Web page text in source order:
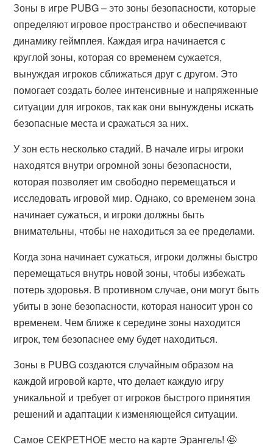
Зоны в игре PUBG – это зоны безопасности, которые
определяют игровое пространство и обеспечивают
динамику геймплея. Каждая игра начинается с
круглой зоны, которая со временем сужается,
вынуждая игроков сближаться друг с другом. Это
помогает создать более интенсивные и напряженные
ситуации для игроков, так как они вынуждены искать
безопасные места и сражаться за них.
У зон есть несколько стадий. В начале игры игроки
находятся внутри огромной зоны безопасности,
которая позволяет им свободно перемещаться и
исследовать игровой мир. Однако, со временем зона
начинает сужаться, и игроки должны быть
внимательны, чтобы не находиться за ее пределами.
Когда зона начинает сужаться, игроки должны быстро
перемещаться внутрь новой зоны, чтобы избежать
потерь здоровья. В противном случае, они могут быть
убиты в зоне безопасности, которая наносит урон со
временем. Чем ближе к середине зоны находится
игрок, тем безопаснее ему будет находиться.
Зоны в PUBG создаются случайным образом на
каждой игровой карте, что делает каждую игру
уникальной и требует от игроков быстрого принятия
решений и адаптации к изменяющейся ситуации.
Самое СЕКРЕТНОЕ место на карте Эрангель! 🤩